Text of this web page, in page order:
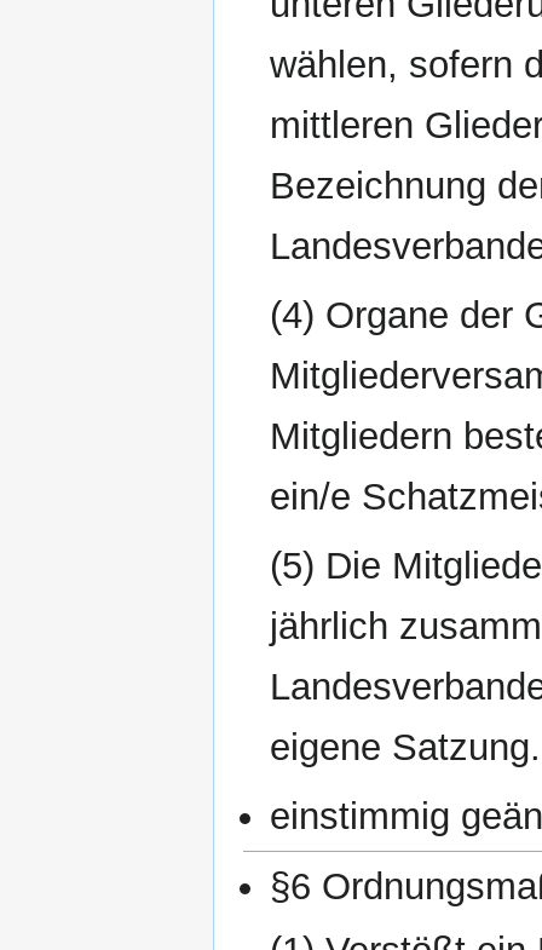
wählen, sofern
mittleren
Bezeichnung
(4) Organe der
Mitgliedern
ein/e
(5) Die
jährlich
eigene Satzung.
einstimmig
§6